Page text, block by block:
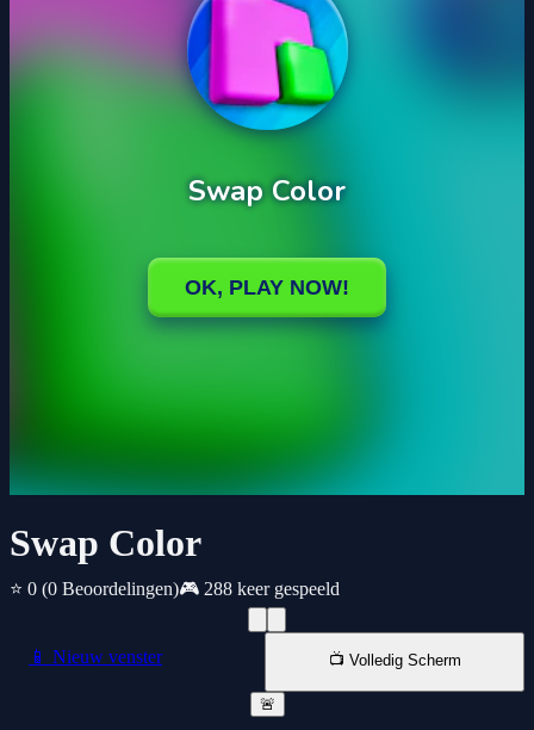
Swap Color
⭐ 0 (0 Beoordelingen)🎮 288 keer gespeeld
📱 Nieuw venster 📺 Volledig Scherm
🚨